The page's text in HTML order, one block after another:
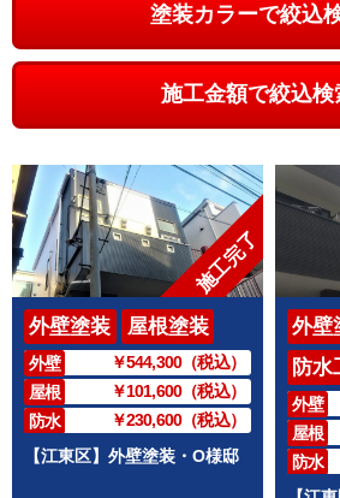
塗装カラーで絞込
施工金額で絞込検
施工完了
外壁塗装 屋根塗装
外壁
￥544,300（税込）
屋根
￥101,600（税込）
防水
￥230,600（税込）
【江東区】外壁塗装・O様邸
外壁
防水
外壁
屋根
防水